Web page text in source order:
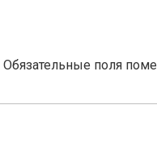
Обязательные поля